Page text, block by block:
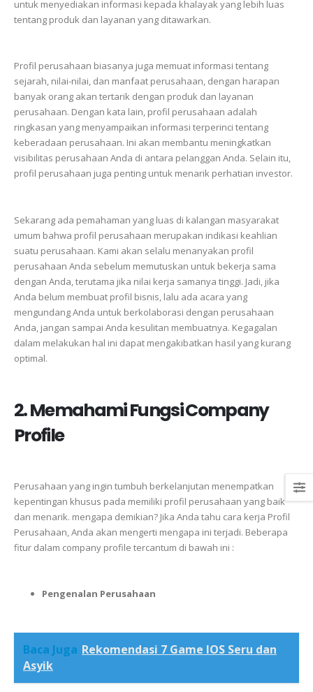
untuk menyediakan informasi kepada khalayak yang lebih luas
tentang produk dan layanan yang ditawarkan.
Profil perusahaan biasanya juga memuat informasi tentang
sejarah, nilai-nilai, dan manfaat perusahaan, dengan harapan
banyak orang akan tertarik dengan produk dan layanan
perusahaan. Dengan kata lain, profil perusahaan adalah
ringkasan yang menyampaikan informasi terperinci tentang
keberadaan perusahaan. Ini akan membantu meningkatkan
visibilitas perusahaan Anda di antara pelanggan Anda. Selain itu,
profil perusahaan juga penting untuk menarik perhatian investor.
Sekarang ada pemahaman yang luas di kalangan masyarakat
umum bahwa profil perusahaan merupakan indikasi keahlian
suatu perusahaan. Kami akan selalu menanyakan profil
perusahaan Anda sebelum memutuskan untuk bekerja sama
dengan Anda,terutama jika nilai kerja samanya tinggi. Jadi, jika
Anda belum membuat profil bisnis, lalu ada acara yang
mengundangAnda untuk berkolaborasi dengan perusahaan
Anda, jangan sampai Anda kesulitan membuatnya. Kegagalan
dalam melakukan hal ini dapat mengakibatkan hasil yang kurang
optimal.
2. Memahami Fungsi Company
Profile
Perusahaan yang ingin tumbuh berkelanjutan menempatkan
kepentingan khusus pada memiliki profil perusahaan yang baik
dan menarik. mengapa demikian? Jika Anda tahu cara kerja Profil
Perusahaan,Anda akan mengerti mengapa ini terjadi. Beberapa
fitur dalam company profile tercantum di bawah ini :
Pengenalan Perusahaan
Baca Juga Rekomendasi 7 Game IOS Seru dan
Asyik